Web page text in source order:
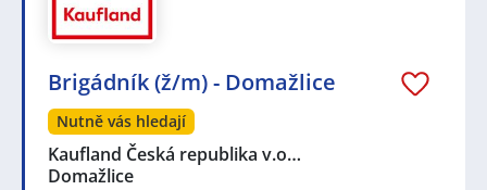
Brigádník (ž/m) - Domažlice
Nutně vás hledají
Kaufland Česká republika v.o…
Domažlice